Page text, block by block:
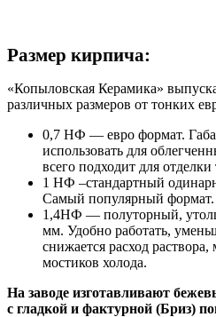
Размер кирпича:
«Копыловская Керамика»
различных размеров от тонких
0,7 НФ — евро формат.
использовать для
всего подходит для
1 НФ –стандартный
Самый популярный формат.
1,4НФ — полуторный,
мм. Удобно работать,
снижается расход
мостиков холода.
На заводе изготавливают
с гладкой и фактурной (Бриз)